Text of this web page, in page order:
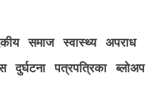
समाज स्वास्थ्य
अपराध
दुर्घटना पत्रपत्रिका
ब्लोअप